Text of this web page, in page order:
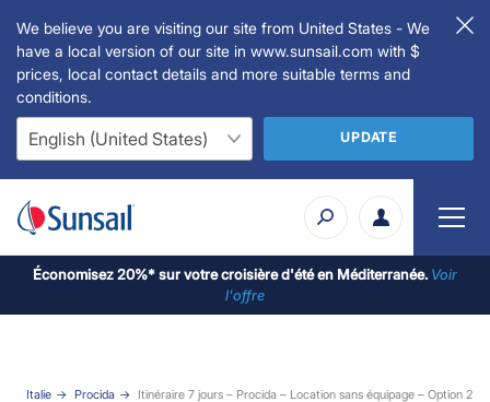
We believe you are visiting our site from United States - We
have a local version of our site in www.sunsail.com with $
prices, local contact details and more suitable terms and
conditions.
UPDATE
Économisez 20%* sur votre croisière d'été en Méditerranée. Voir
l'offre
Italie Procida Itinéraire 7 jours – Procida – Location sans équipage – Option 2